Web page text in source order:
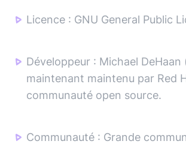
Licence : GNU General Public
Développeur : Michael
maintenant maintenu par Red
communauté open source.
Communauté : Grande